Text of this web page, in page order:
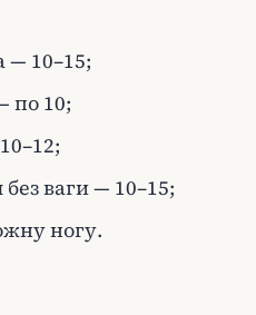
— 10–15;
по 10;
ваги — 10–15;
ногу.